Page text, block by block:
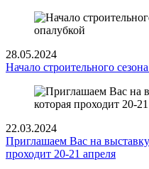
28.05.2024
Начало строительного
22.03.2024
Приглашаем Вас на
проходит 20-21 апреля